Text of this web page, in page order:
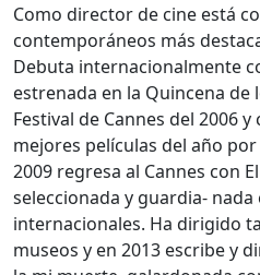
Como director de cine está
contemporáneos más
Debuta internacionalmente
estrenada en la Quincena de
Festival de Cannes del 2006
mejores películas del año por
2009 regresa al Cannes con
seleccionada y guardia-
internacionales. Ha dirigido
museos y en 2013 escribe y